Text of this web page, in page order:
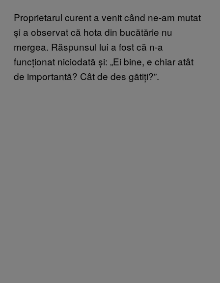
Proprietarul curent a venit când ne-am mutat
și a observat că hota din bucătărie nu
mergea. Răspunsul lui a fost că n-a
funcționat niciodată și: „Ei bine, e chiar atât
de importantă? Cât de des gătiți?”.